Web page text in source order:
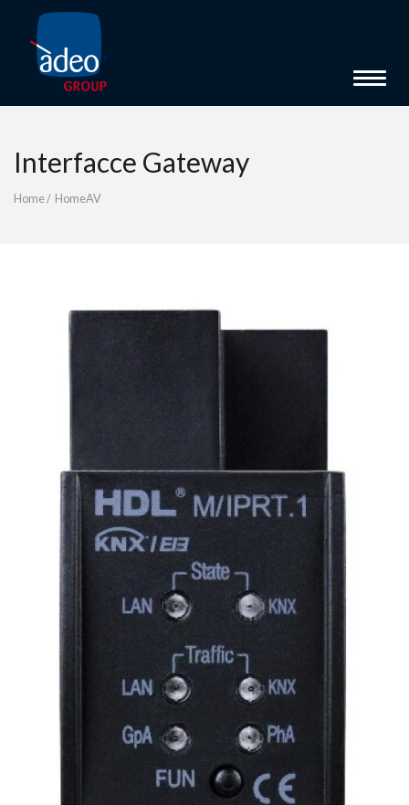
Toggle
Interfacce Gateway
Home/ HomeAV